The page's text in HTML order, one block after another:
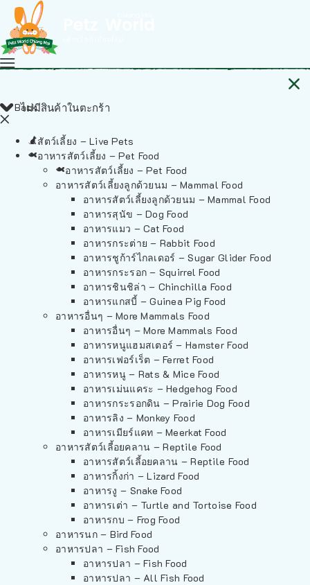
ไม่มีสินค้าในตะกร้า
Back
สัตว์เลี้ยง – Live Pets
อาหารสัตว์เลี้ยง – Pet Food
อาหารสัตว์เลี้ยง – Pet Food
อาหารสัตว์เลี้ยงลูกด้วยนม – Mammal Food
อาหารสัตว์เลี้ยงลูกด้วยนม – Mammal Food
อาหารสุนัข – Dog Food
อาหารแมว – Cat Food
อาหารกระต่าย – Rabbit Food
อาหารชูก้าร์ไกลเดอร์ – Sugar Glider Food
อาหารกระรอก – Squirrel Food
อาหารชินชิล่า – Chinchilla Food
อาหารแกสบี้ – Guinea Pig Food
อาหารอื่นๆ – More Mammals Food
อาหารอื่นๆ – More Mammals Food
อาหารหนูแฮมสเตอร์ – Hamster Food
อาหารเฟอร์เร็ต – Ferret Food
อาหารหนู – Rats & Mice Food
อาหารเม่นแคระ – Hedgehog Food
อาหารกระรอกดิน – Prairie Dog Food
อาหารลิง – Monkey Food
อาหารเมียร์แคท – Meerkat Food
อาหารสัตว์เลี้อยคลาน – Reptile Food
อาหารสัตว์เลี้อยคลาน – Reptile Food
อาหารกิ้งก่า – Lizard Food
อาหารงู – Snake Food
อาหารเต่า – Turtle and Tortoise Food
อาหารกบ – Frog Food
อาหารนก – Bird Food
อาหารปลา – Fish Food
อาหารปลา – Fish Food
อาหารปลา – All Fish Food